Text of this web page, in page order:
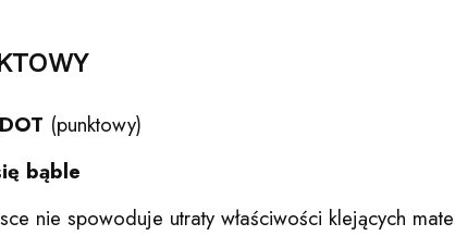
(punktowy)
bąble
nie spowoduje utraty właściwości klejących